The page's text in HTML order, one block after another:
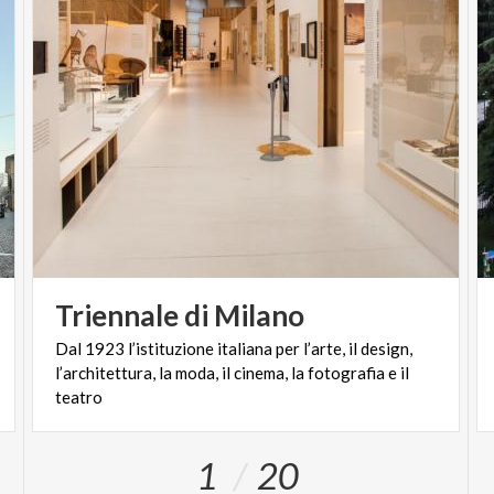
Triennaledi Milano
Dal 1923 l’istituzione italiana per l’arte, il design,
l’architettura, la moda, il cinema, la fotografia e il
teatro
1 20